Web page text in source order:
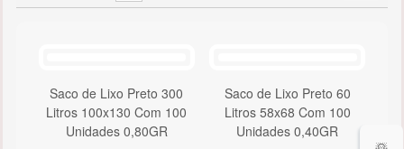
Saco de Lixo Preto 300
Litros 100x130 Com 100
Unidades 0,80GR
Saco de Lixo Preto 60
Litros 58x68 Com 100
Unidades 0,40GR